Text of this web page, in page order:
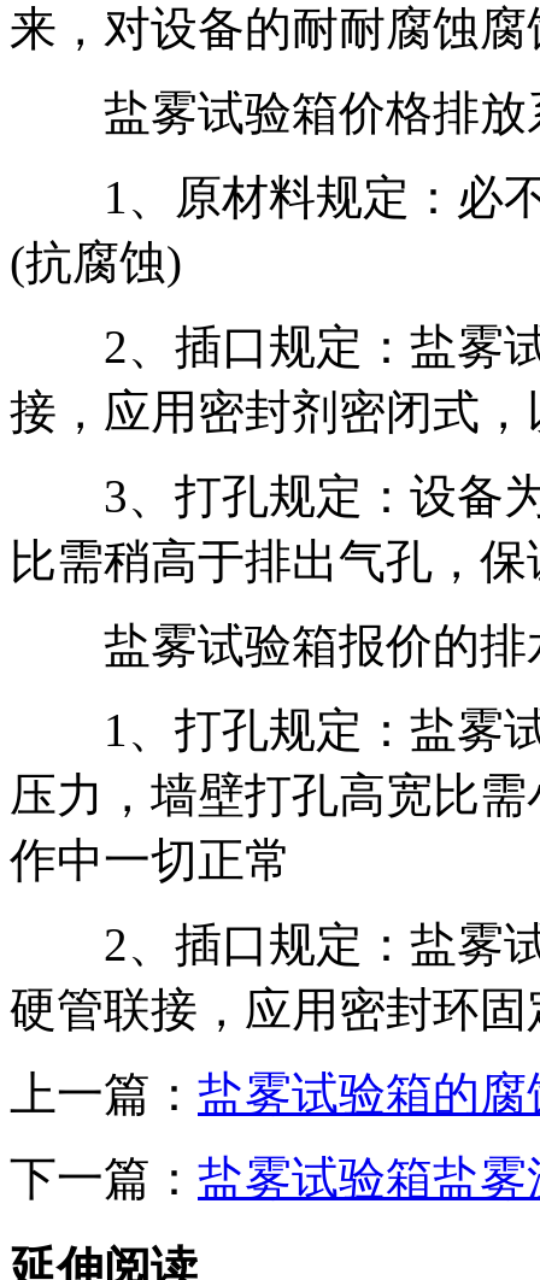
来，对设备的耐耐腐蚀
盐雾试验箱价格排放
1、原材料规定：必不
(抗腐蚀)
2、插口规定：盐雾试
接，应用密封剂密闭式
3、打孔规定：设备为
比需稍高于排出气孔，
盐雾试验箱报价的排
1、打孔规定：盐雾试
压力，墙壁打孔高宽比
作中一切正常
2、插口规定：盐雾试
硬管联接，应用密封环
上一篇： 盐雾试验箱的
下一篇： 盐雾试验箱盐
延伸阅读